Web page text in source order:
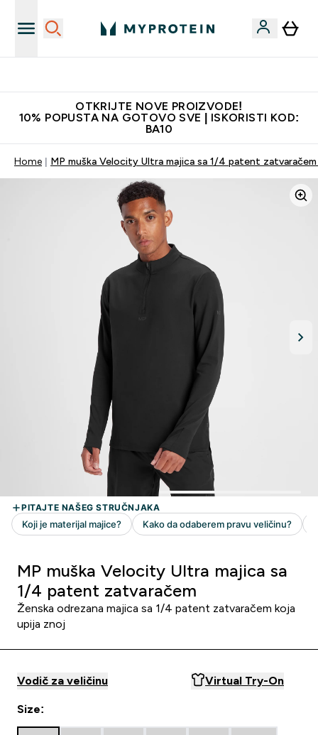
OTKRIJTE NOVE PROIZVODE!
10% POPUSTA NA GOTOVO SVE | ISKORISTI KOD:
BA10
Home MP muška Velocity Ultra majica sa 1/4 patent
MP muška Velocity Ultra majica sa
1/4 patent zatvaračem
Ženska odrezana majica sa 1/4 patent zatvaračem koja
upija znoj
Vodič za veličinu Virtual Try-On
Size: